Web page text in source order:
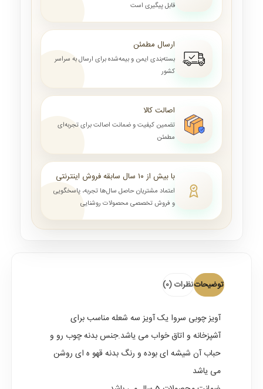
قابل پیگیری است
ارسال مطمئن
بسته‌بندی ایمن و بیمه‌شده برای ارسال به سراسر
کشور
اصالت کالا
تضمین کیفیت و ضمانت اصالت برای تجربه‌ای
مطمئن
با بیش از ۱۰ سال سابقه فروش اینترنتی
اعتماد مشتریان حاصل سال‌ها تجربه، پاسخگویی
و فروش تخصصی محصولات روشنایی
توضیحاتنظرات (0)
آویز چوبی سروا یک آویز سه شعله مناسب برای
آشپزخانه و اتاق خواب می یاشد.جنس بدنه چوب رو و
حباب آن شیشه ای بوده و رنگ بدنه قهو ه ای روشن
می یاشد